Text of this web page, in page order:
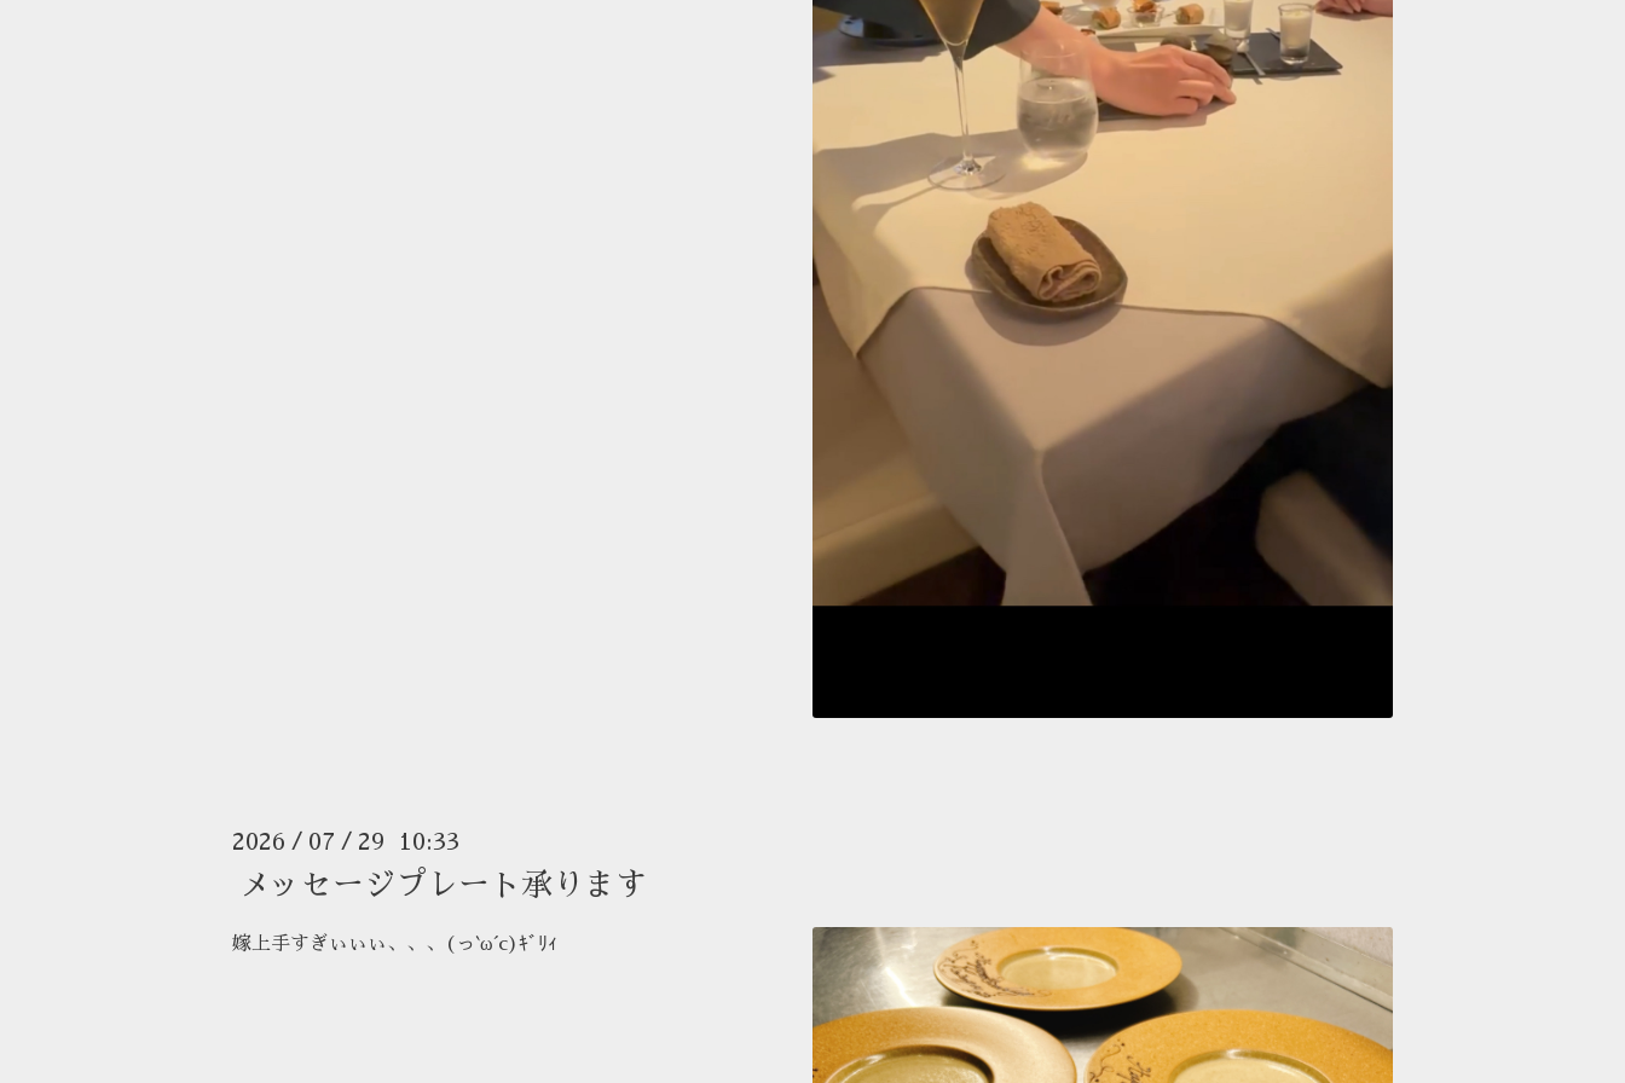
2026 / 07 / 29 10:33
メッセージプレート承ります
嫁上手すぎぃぃぃ、、、(っ`ω´c)ｷﾞﾘｨ